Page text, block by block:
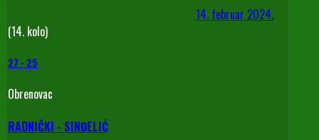
14. februar 2024.
(14. kolo)
27 - 25
Obrenovac
RADNIČKI - SINĐELIĆ